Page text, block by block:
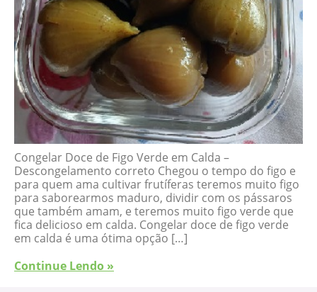
Congelar Doce de Figo Verde em Calda –
Descongelamento correto Chegou o tempo do figo e
para quem ama cultivar frutíferas teremos muito figo
para saborearmos maduro, dividir com os pássaros
que também amam, e teremos muito figo verde que
fica delicioso em calda. Congelar doce de figo verde
em calda é uma ótima opção […]
Continue Lendo »